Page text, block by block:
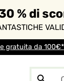
% di
gratuita da 100€*